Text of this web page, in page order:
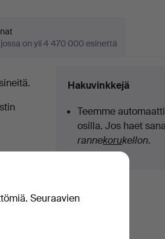
on yli 4 470 000 esinettä
Hakuvinkkejä
Teemme
osilla. Jos haet
rannekorukellon.
Seuraavien